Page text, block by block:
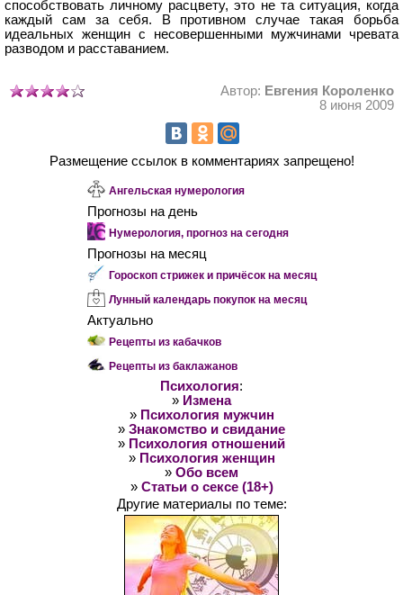
способствовать личному расцвету, это не та ситуация, когда
каждый сам за себя. В противном случае такая борьба
идеальных женщин с несовершенными мужчинами чревата
разводом и расставанием.
Автор: Евгения Короленко
8 июня 2009
Размещение ссылок в комментариях запрещено!
Ангельская нумерология
Прогнозы на день
Нумерология, прогноз на сегодня
Прогнозы на месяц
Гороскоп стрижек и причёсок на месяц
Лунный календарь покупок на месяц
Актуально
Рецепты из кабачков
Рецепты из баклажанов
Психология:
» Измена
» Психология мужчин
» Знакомство и свидание
» Психология отношений
» Психология женщин
» Обо всем
» Статьи о сексе (18+)
Другие материалы по теме: